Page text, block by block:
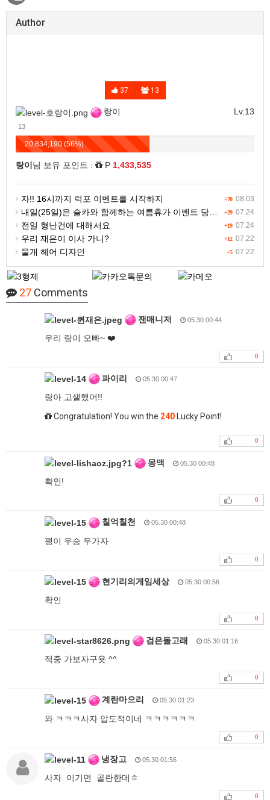
Author
37 13
Lv.13
랑이
13
20,834,190 (56%)
랑이님 보유 포인트 : P 1,433,535
+70 08.03
자!! 16시까지 럭포 이벤트를 시작하지
+29 07.24
내일(25일)은 슬카와 함께하는 여름휴가 이벤트 당첨자 발표일입니다.
+19 07.24
전일 형난건에 대해서요
+12 07.22
우리 재은이 이사 가니?
+5 07.22
물개 헤어 디자인
27 Comments
잰매니저 05.30 00:44
우리 랑이 오빠~ ❤️
0
파이리 05.30 00:47
랑아 고샡했어!!
Congratulation! You win the 240 Lucky Point!
0
몽맥 05.30 00:48
확인!
0
칠억칠천 05.30 00:48
펭이 우승 두가자
0
현기리의게임세상 05.30 00:56
확인
0
검은돌고래 05.30 01:16
적중 가보자구욧 ^^
0
계란마으리 05.30 01:23
와 ㅋㅋㅋ사자 압도적이네 ㅋㅋㅋㅋㅋㅋ
0
냉장고 05.30 01:56
사자 이기면 골란한데ㅎ
0